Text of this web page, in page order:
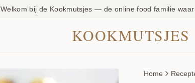
Welkom bij de Kookmutsjes — de online food familie
KOOKMUTSJES
Home